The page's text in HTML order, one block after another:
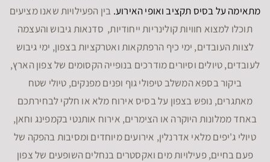
מתאימה על בסיס תקציב ואופי האירוע. בין הפעילויות שאנו מציעים
תוכלו למצוא חוויות קולינריות ייחודיות, סדנאות גיבוש והעצמה
לצוות העובדים, ימי כיף הרפתקאות ואטרקציות בצפון, ימי גיבוש
לעובדים, טיולים וסיורים מודרכים בנופייה הקסומים של צפון הארץ,
ביקור בספא המשלב טיפולי גוף ופנים מפנקים, טיולי שטח
מאתגרים, נופש בצפון על בסיס אירוח מלא או חלקי לבחירתכם
באחד ממלונות היוקרה או הצימרים, אירוח אותנטי בקמפינג וחאן,
טיולי ג'יפים מלאי אדרנלין, אירועים מיוחדים ומסיבות בהפקה של
פעם בחיים, פעילויות מים ואקסטרים בנחלים השופעים של צפון